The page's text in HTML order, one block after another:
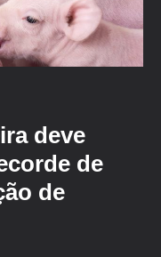
deve
de
de